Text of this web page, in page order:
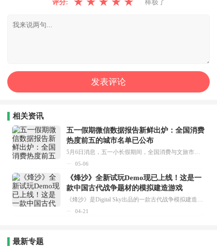
评分: 棒极了
相关资讯
五一假期微信数据报告新鲜出炉：全国消费
热度前五的城市名单已公布
5月6日消息，五一小长假期间，全国消费与文旅市场需求十分旺盛。微信团队发布了五一数据报告，从多个维度呈现了假期里社会消费的强劲态势及最新走向。...
05-06
《烽沙》全新试玩Demo现已上线！这是一
款中国古代战争题材的模拟建造游戏
《烽沙》是Digital Sky出品的一款古代战争模拟建造游戏，它以中国古代为背景，融合了建造、经营与战术策略元素，最早于2025年对外官宣，预计在2026年第三季度正式推出。...
04-21
最新专题